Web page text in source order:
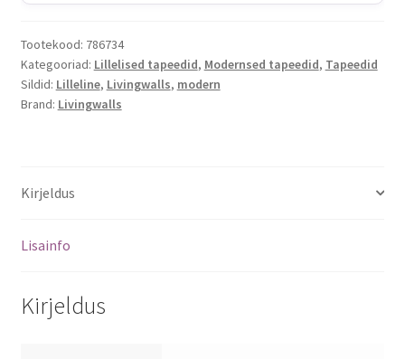
Tootekood: 786734
Kategooriad: Lillelised tapeedid, Modernsed tapeedid, Tapeedid
Sildid: Lilleline, Livingwalls, modern
Brand: Livingwalls
Kirjeldus
Lisainfo
Kirjeldus